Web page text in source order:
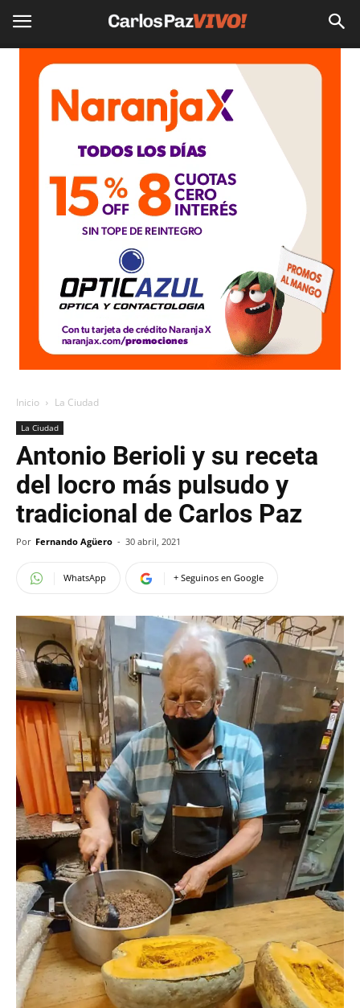
Inicio La Ciudad
La Ciudad
Antonio Berioli y su receta
del locro más pulsudo y
tradicional de Carlos Paz
Por Fernando Agüero - 30 abril, 2021
WhatsApp + Seguinos en Google